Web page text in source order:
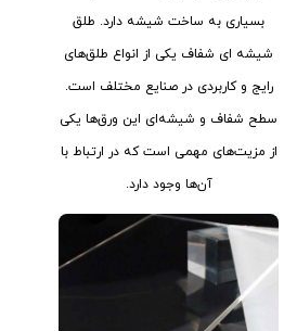
بسیاری به ساخت شیشه دارد. طلق
شیشه ای شفاف یکی از انواع طلق‌های
رایج و کاربردی در صنایع مختلف است.
سطح شفاف و شیشه‌ای این ورق‌ها یکی
از مزیت‌های مهمی است که در ارتباط با
آن‌ها وجود دارد.